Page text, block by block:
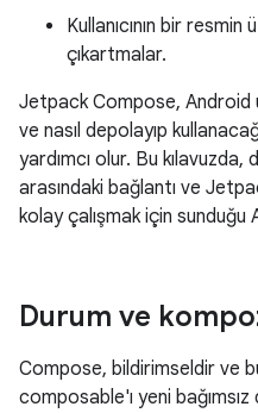
Kullanıcının bir
çıkartmalar.
Jetpack Compose, Android
ve nasıl depolayıp
yardımcı olur. Bu
arasındaki bağlantı ve
kolay çalışmak için sunduğu
Durum ve
Compose, bildirimseldir ve
composable'ı yeni